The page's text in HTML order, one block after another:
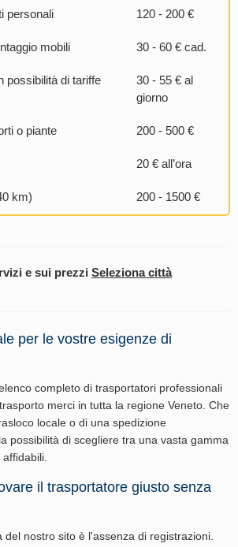
personali 120 - 200 €
mobili 30 - 60 € cad.
possibilità di tariffe
30 - 55 € al
giorno
o piante 200 - 500 €
20 € all’ora
km) 200 - 1500 €
e sui prezzi Seleziona città
per le vostre esigenze di
completo di trasportatori professionali
merci in tutta la regione Veneto. Che
locale o di una spedizione
possibilità di scegliere tra una vasta gamma
il trasportatore giusto senza
del nostro sito è l'assenza di registrazioni.